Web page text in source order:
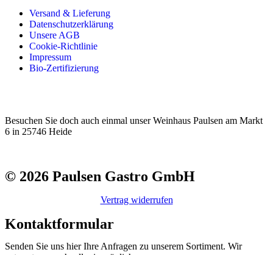
Versand & Lieferung
Datenschutzerklärung
Unsere AGB
Cookie-Richtlinie
Impressum
Bio-Zertifizierung
Besuchen Sie doch auch einmal unser Weinhaus Paulsen am Markt
6 in 25746 Heide
© 2026 Paulsen Gastro GmbH
Vertrag widerrufen
Kontaktformular
Senden Sie uns hier Ihre Anfragen zu unserem Sortiment. Wir